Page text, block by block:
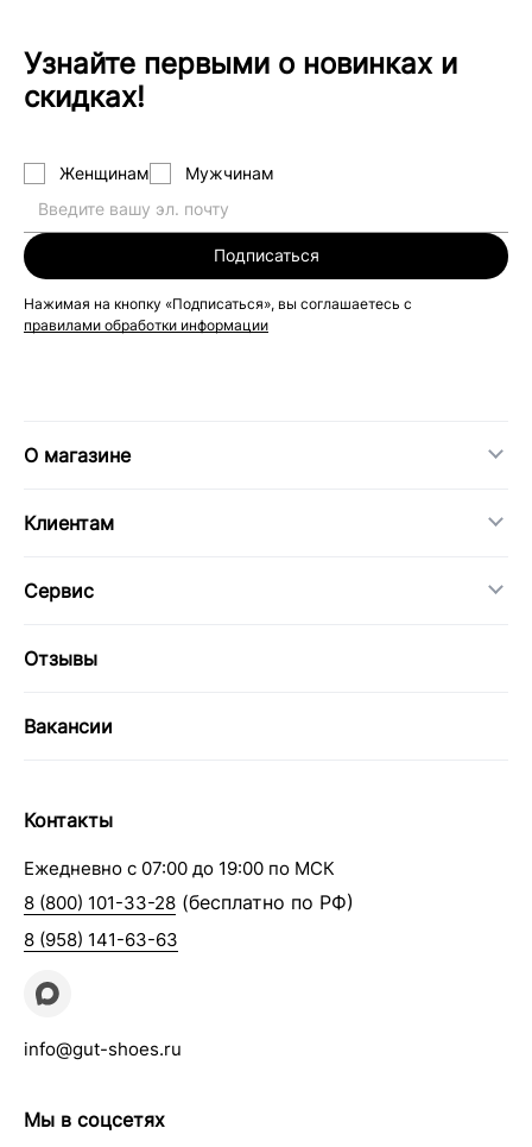
Узнайте первыми о новинках и
скидках!
Женщинам Мужчинам
Подписаться
Нажимая на кнопку «Подписаться», вы соглашаетесь с
правилами обработки информации
О магазине
Клиентам
Сервис
Отзывы
Вакансии
Контакты
Ежедневно с 07:00 до 19:00 по МСК
8 (800) 101-33-28 (бесплатно по РФ)
8 (958) 141-63-63
info@gut-shoes.ru
Мы в соцсетях